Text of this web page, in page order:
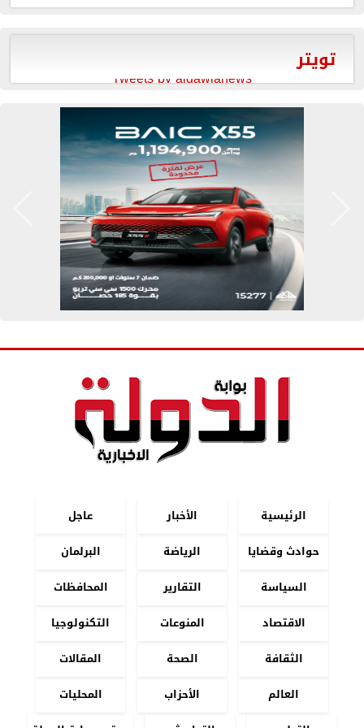
تويتر
Tweets by aldawlanews
الرئيسية الأخبار
عاجل
حوادث وقضايا
الرياضة
البرلمان
السياسة
التقارير
المحافظات
الاقتصاد
المنوعات
التكنولوجيا
الثقافة
الصحة
المقالات
العالم
الأحزاب
المحليات